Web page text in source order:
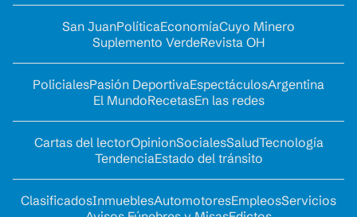
San JuanPolíticaEconomíaCuyo Minero
Suplemento VerdeRevista OH
PolicialesPasión DeportivaEspectáculosArgentina
El MundoRecetasEn las redes
Cartas del lectorOpinionSocialesSaludTecnología
TendenciaEstado del tránsito
ClasificadosInmueblesAutomotoresEmpleosServicios